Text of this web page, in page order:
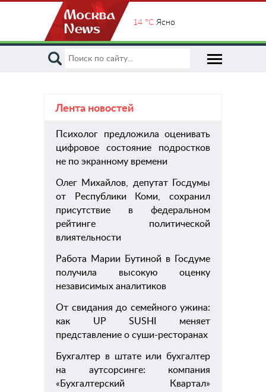
14 °C Ясно
Лента новостей
Психолог предложила оценивать
цифровое состояние подростков
не по экранному времени
Олег Михайлов, депутат Госдумы
от Республики Коми, сохранил
присутствие в федеральном
рейтинге политической
влиятельности
Работа Марии Бутиной в Госдуме
получила высокую оценку
независимых аналитиков
От свидания до семейного ужина:
как UP SUSHI меняет
представление о суши-ресторанах
Бухгалтер в штате или бухгалтер
на аутсорсинге: компания
«Бухгалтерский Квартал»